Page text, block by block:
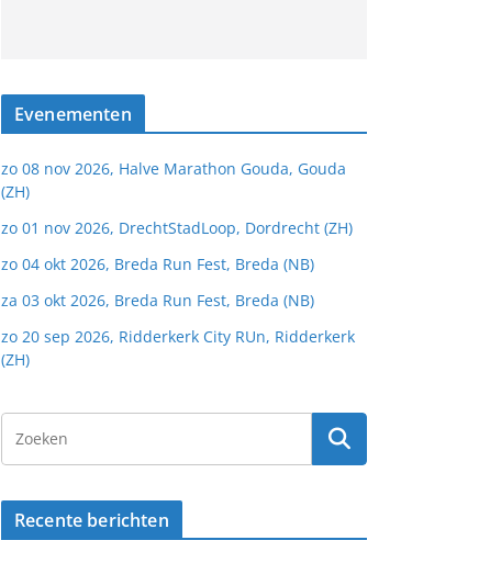
Evenementen
zo 08 nov 2026, Halve Marathon Gouda, Gouda
(ZH)
zo 01 nov 2026, DrechtStadLoop, Dordrecht (ZH)
zo 04 okt 2026, Breda Run Fest, Breda (NB)
za 03 okt 2026, Breda Run Fest, Breda (NB)
zo 20 sep 2026, Ridderkerk City RUn, Ridderkerk
(ZH)
Recente berichten